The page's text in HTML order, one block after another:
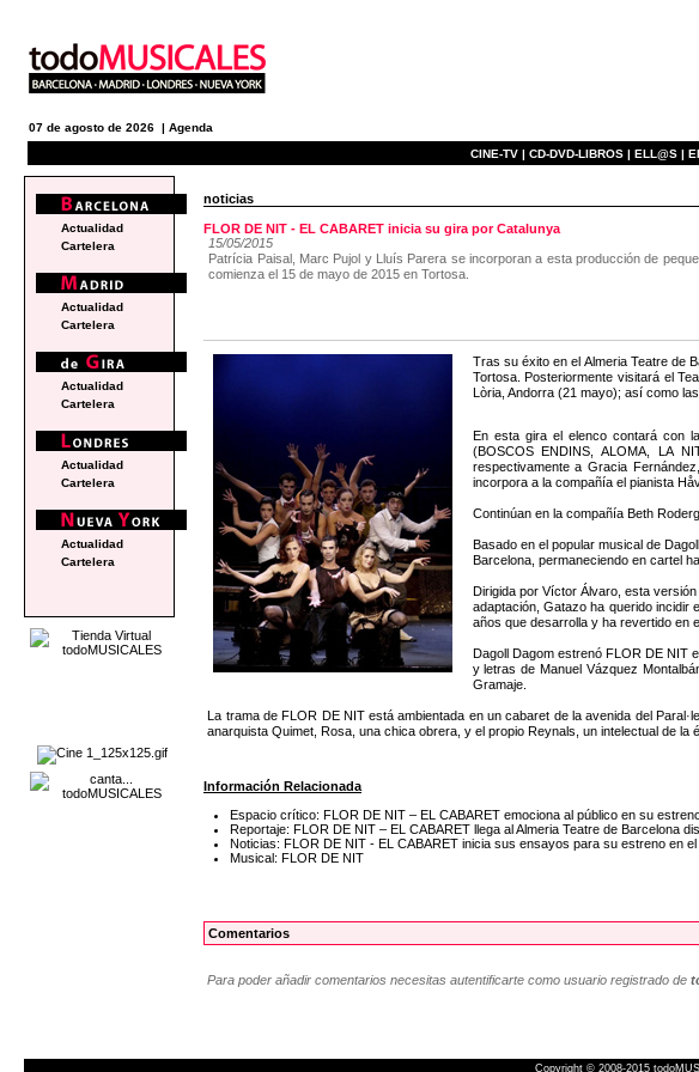
07 de agosto de 2026 | Agenda
CINE-TV | CD-DVD-LIBROS | ELL@S |
noticias
FLOR DE NIT - EL CABARET inicia su gira por Catalunya
15/05/2015
Patrícia Paisal, Marc Pujol y Lluís Parera se incorporan a esta producción de
comienza el 15 de mayo de 2015 en Tortosa.
Tras su éxito en el Almeria Teatre de
Tortosa. Posteriormente visitará el
Lòria, Andorra (21 mayo); así como
En esta gira el elenco contará con
(BOSCOS ENDINS, ALOMA, LA
respectivamente a Gracia
incorpora a la compañía el pianista
Continúan en la compañía Beth
Basado en el popular musical de
Barcelona, permaneciendo en cartel
Dirigida por Víctor Álvaro, esta
adaptación, Gatazo ha querido incidir
años que desarrolla y ha revertido en
Dagoll Dagom estrenó FLOR DE NIT
y letras de Manuel Vázquez
Gramaje.
La trama de FLOR DE NIT está ambientada en un cabaret de la avenida del
anarquista Quimet, Rosa, una chica obrera, y el propio Reynals, un intelectual de la
Información Relacionada
Espacio crítico: FLOR DE NIT – EL CABARET emociona al público en su
Reportaje: FLOR DE NIT – EL CABARET llega al Almeria Teatre de Barcelona
Noticias: FLOR DE NIT - EL CABARET inicia sus ensayos para su estreno en el
Musical: FLOR DE NIT
Comentarios
Para poder añadir comentarios necesitas autentificarte como usuario registrado de
Actualidad
Cartelera
Actualidad
Cartelera
Actualidad
Cartelera
Actualidad
Cartelera
Actualidad
Cartelera
Copyright © 2008-2015